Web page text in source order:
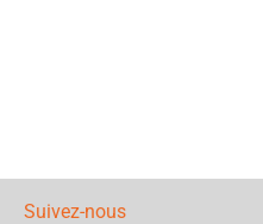
Suivez-nous